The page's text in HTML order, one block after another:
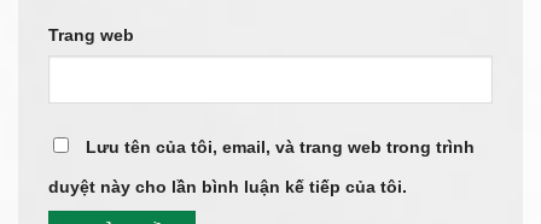
Trang web
Lưu tên của tôi, email, và trang web trong trình
duyệt này cho lần bình luận kế tiếp của tôi.